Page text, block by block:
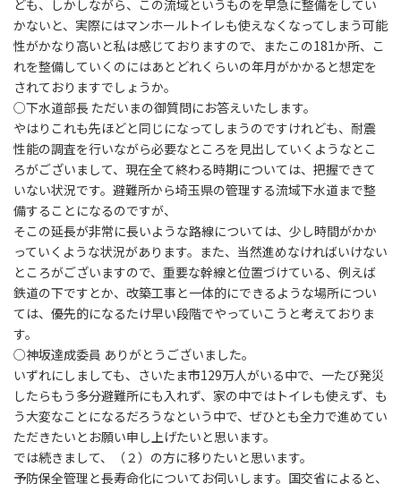
ども、しかしながら、この流域というものを早急に整備をしてい
かないと、実際にはマンホールトイレも使えなくなってしまう可能
性がかなり高いと私は感じておりますので、またこの181か所、こ
れを整備していくのにはあとどれくらいの年月がかかると想定を
されておりますでしょうか。
○下水道部長 ただいまの御質問にお答えいたします。
やはりこれも先ほどと同じになってしまうのですけれども、耐震
性能の調査を行いながら必要なところを見出していくようなとこ
ろがございまして、現在全て終わる時期については、把握できて
いない状況です。避難所から埼玉県の管理する流域下水道まで整
備することになるのですが、
そこの延長が非常に長いような路線については、少し時間がかか
っていくような状況があります。また、当然進めなければいけない
ところがございますので、重要な幹線と位置づけている、例えば
鉄道の下ですとか、改築工事と一体的にできるような場所につい
ては、優先的になるたけ早い段階でやっていこうと考えておりま
す。
○神坂達成委員 ありがとうございました。
いずれにしましても、さいたま市129万人がいる中で、一たび発災
したらもう多分避難所にも入れず、家の中ではトイレも使えず、も
う大変なことになるだろうなという中で、ぜひとも全力で進めてい
ただきたいとお願い申し上げたいと思います。
では続きまして、（２）の方に移りたいと思います。
予防保全管理と長寿命化についてお伺いします。国交省によると、